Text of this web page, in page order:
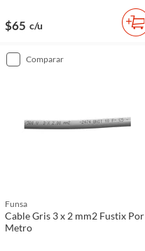
$65 c/u
comparar
Funsa
Cable Gris 3 x 2 mm2 Fustix Por
Metro